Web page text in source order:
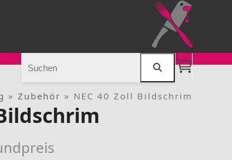
» Zubehör » NEC 40 Zoll Bildschrim